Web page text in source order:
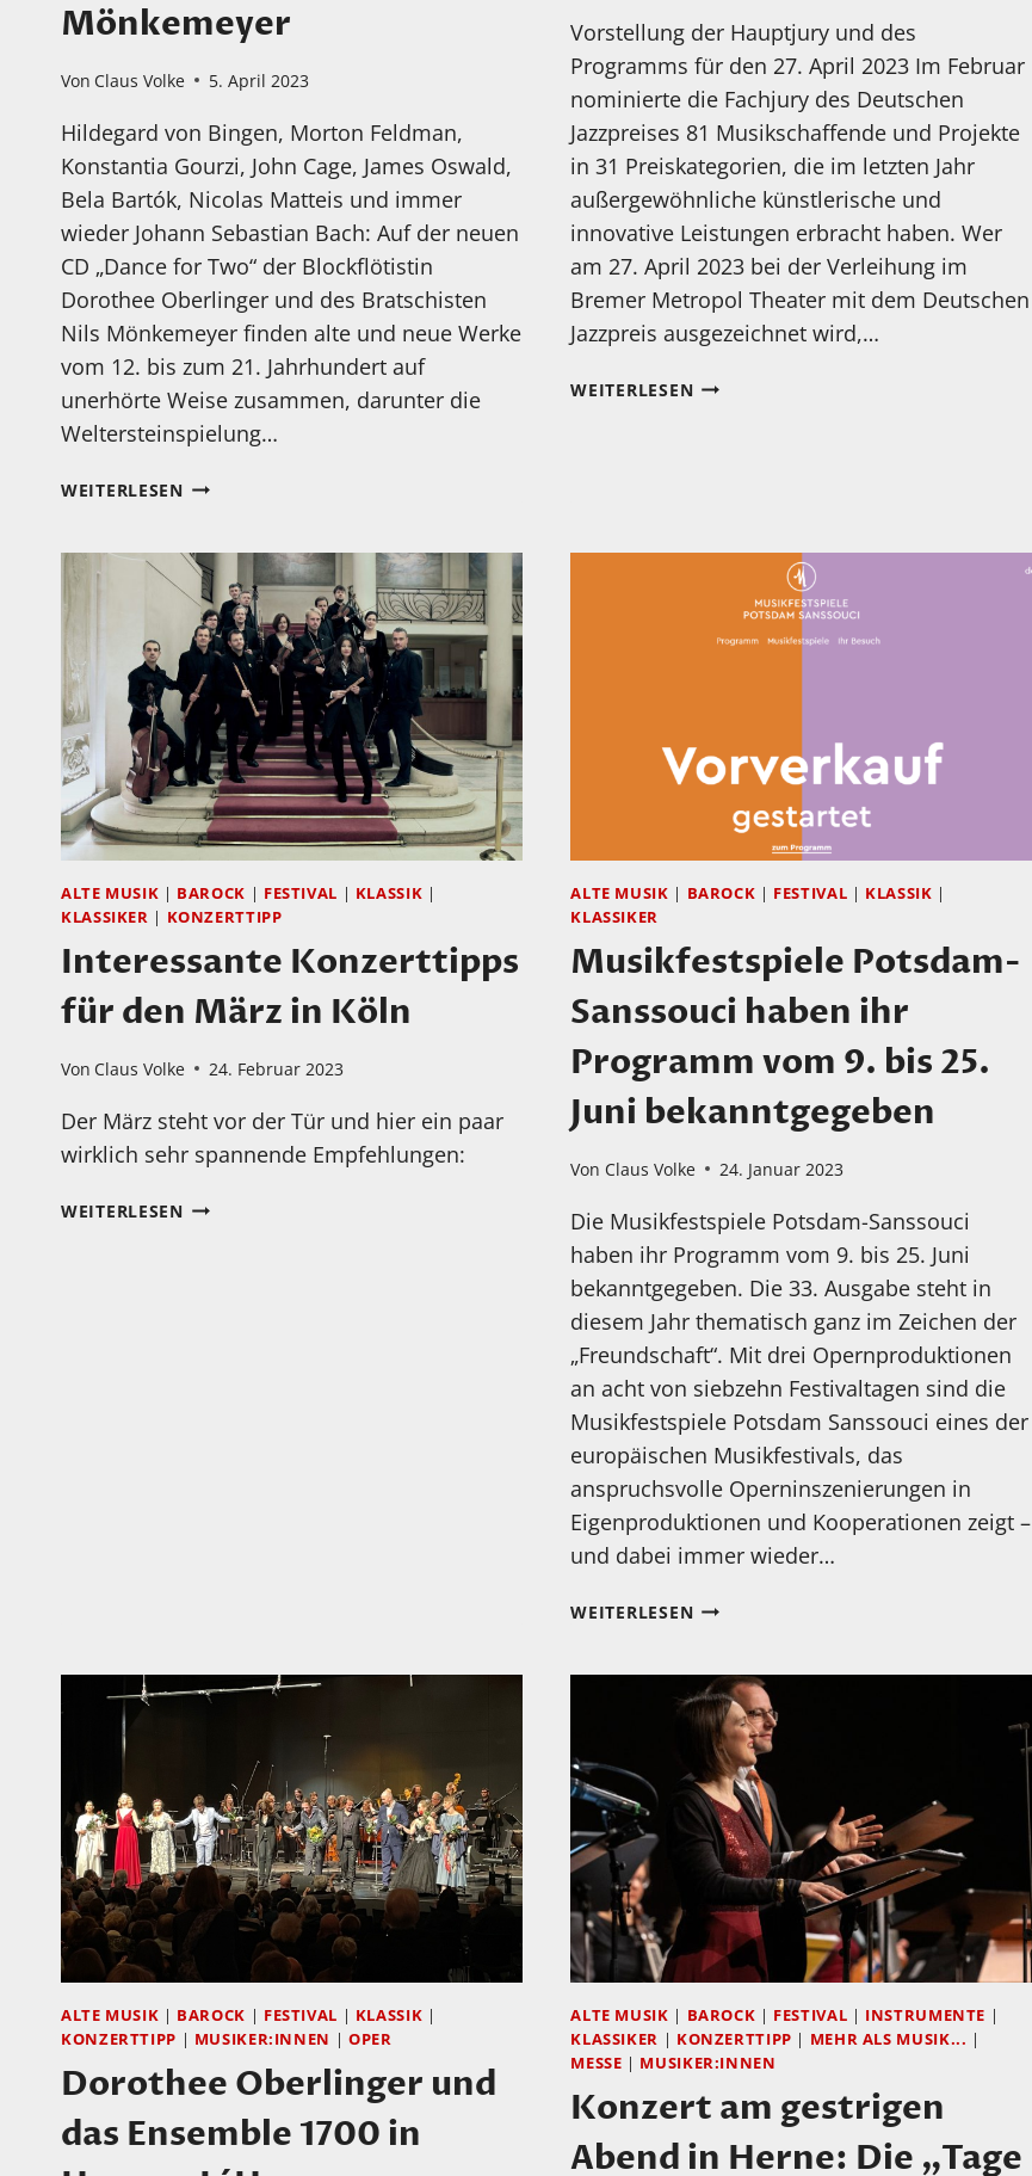
Mönkemeyer
Von Claus Volke 5. April 2023
Hildegard von Bingen, Morton Feldman,
Konstantia Gourzi, John Cage, James Oswald,
Bela Bartók, Nicolas Matteis und immer
wieder Johann Sebastian Bach: Auf der neuen
CD „Dance for Two“ der Blockflötistin
Dorothee Oberlinger und des Bratschisten
Nils Mönkemeyer finden alte und neue Werke
vom 12. bis zum 21. Jahrhundert auf
unerhörte Weise zusammen, darunter die
Weltersteinspielung…
WEITERLESENAM
DIE
NEUE
CD
VON
DOROTHEE
OBERLINGER
UND
NILS
MÖNKEMEYER
Vorstellung der Hauptjury und des
Programms für den 27. April 2023 Im Februar
nominierte die Fachjury des Deutschen
Jazzpreises 81 Musikschaffende und Projekte
in 31 Preiskategorien, die im letzten Jahr
außergewöhnliche künstlerische und
innovative Leistungen erbracht haben. Wer
am 27. April 2023 bei der Verleihung im
Bremer Metropol Theater mit dem Deutschen
Jazzpreis ausgezeichnet wird,…
WEITERLESENDEUTSCHER
ALTE MUSIK | BAROCK | FESTIVAL | KLASSIK |
KLASSIKER | KONZERTTIPP
Interessante Konzerttipps
für den März in Köln
Von Claus Volke 24. Februar 2023
Der März steht vor der Tür und hier ein paar
wirklich sehr spannende Empfehlungen:
WEITERLESENINTERESSANTE
ALTE MUSIK | BAROCK | FESTIVAL | KLASSIK |
KLASSIKER
Musikfestspiele Potsdam-
Sanssouci haben ihr
Programm vom 9. bis 25.
Juni bekanntgegeben
Von Claus Volke 24. Januar 2023
Die Musikfestspiele Potsdam-Sanssouci
haben ihr Programm vom 9. bis 25. Juni
bekanntgegeben. Die 33. Ausgabe steht in
diesem Jahr thematisch ganz im Zeichen der
„Freundschaft“. Mit drei Opernproduktionen
an acht von siebzehn Festivaltagen sind die
Musikfestspiele Potsdam Sanssouci eines der
europäischen Musikfestivals, das
anspruchsvolle Operninszenierungen in
Eigenproduktionen und Kooperationen zeigt –
und dabei immer wieder…
WEITERLESENMUSIKFESTSPIELE
HABEN
IHR
PROGRAMM
VOM
9.
BIS
25.
JUNI
BEKANNTGEGEBEN
ALTE MUSIK | BAROCK | FESTIVAL | KLASSIK |
KONZERTTIPP | MUSIKER:INNEN | OPER
Dorothee Oberlinger und
das Ensemble 1700 in
ALTE MUSIK | BAROCK | FESTIVAL | INSTRUMENTE |
KLASSIKER | KONZERTTIPP | MEHR ALS MUSIK... |
MESSE | MUSIKER:INNEN
Konzert am gestrigen
Abend in Herne: Die „Tage